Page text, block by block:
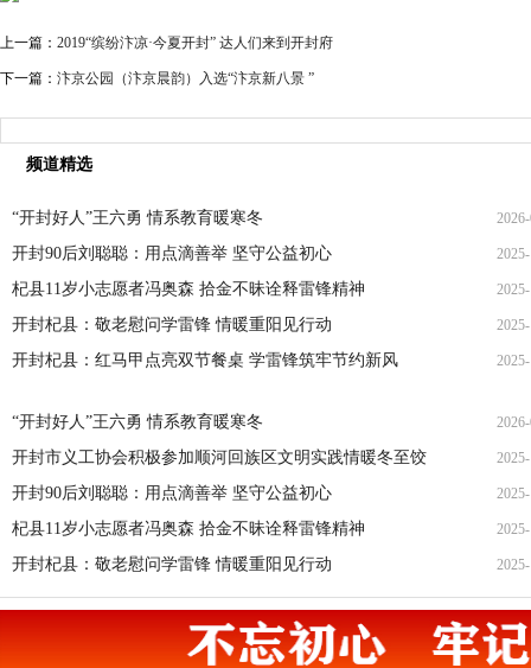
上一篇： 2019“缤纷汴凉·今夏开封” 达人们来到开封府
下一篇： 汴京公园（汴京晨韵）入选“汴京新八景 ”
频道精选
“开封好人”王六勇 情系教育暖寒冬
开封90后刘聪聪：用点滴善举 坚守公益初心
杞县11岁小志愿者冯奥森 拾金不昧诠释雷锋精神
开封杞县：敬老慰问学雷锋 情暖重阳见行动
开封杞县：红马甲点亮双节餐桌 学雷锋筑牢节约新风
“开封好人”王六勇 情系教育暖寒冬
开封市义工协会积极参加顺河回族区文明实践情暖冬至饺
开封90后刘聪聪：用点滴善举 坚守公益初心
杞县11岁小志愿者冯奥森 拾金不昧诠释雷锋精神
开封杞县：敬老慰问学雷锋 情暖重阳见行动